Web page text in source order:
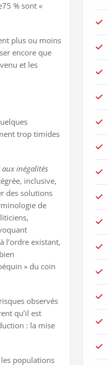
% sont «
plus ou moins
encore que
et les
trop timides
inégalités
inclusive,
des solutions
de
l’ordre existant,
» du coin
observés
qu’il est
: la mise
populations